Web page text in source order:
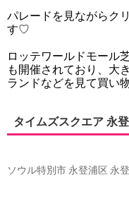
パレードを見ながらク
す♡
ロッテワールドモール
も開催されており、大
ランドなどを見て買い
タイムズスクエア 永
ソウル特別市 永登浦区 永